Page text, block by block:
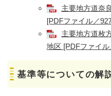
主要地方道奈
[PDFファイル／
主要地方道枚
地区 [PDFファイル
基準等についての解